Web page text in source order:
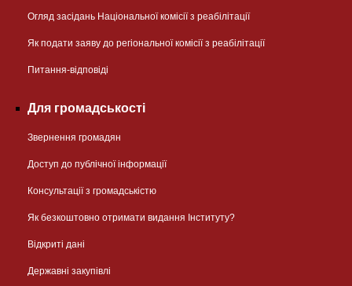
Огляд засідань Національної комісії з реабілітації
Як подати заяву до регіональної комісії з реабілітації
Питання-відповіді
Для громадськості
Звернення громадян
Доступ до публічної інформації
Консультації з громадськістю
Як безкоштовно отримати видання Інституту?
Відкриті дані
Державні закупівлі